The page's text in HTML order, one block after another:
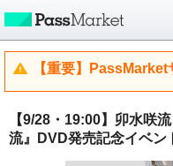
【重要】
【9/28・19:00】卯水咲
流』DVD発売記念イベン